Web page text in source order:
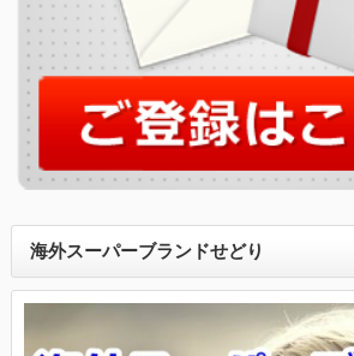
海外スーパーブランドせどり